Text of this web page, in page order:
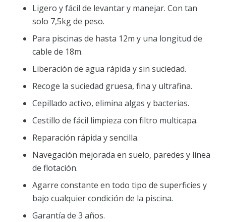
Ligero y fácil de levantar y manejar. Con tan
solo 7,5kg de peso.
Para piscinas de hasta 12m y una longitud de
cable de 18m.
Liberación de agua rápida y sin suciedad.
Recoge la suciedad gruesa, fina y ultrafina.
Cepillado activo, elimina algas y bacterias.
Cestillo de fácil limpieza con filtro multicapa.
Reparación rápida y sencilla.
Navegación mejorada en suelo, paredes y línea
de flotación.
Agarre constante en todo tipo de superficies y
bajo cualquier condición de la piscina.
Garantía de 3 años.